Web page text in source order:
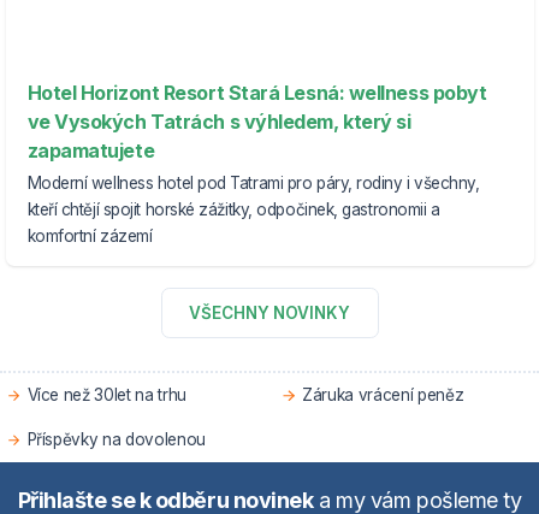
Hotel Horizont Resort Stará Lesná: wellness pobyt
ve Vysokých Tatrách s výhledem, který si
zapamatujete
Moderní wellness hotel pod Tatrami pro páry, rodiny i všechny,
kteří chtějí spojit horské zážitky, odpočinek, gastronomii a
komfortní zázemí
VŠECHNY NOVINKY
Více než 30let na trhu Záruka vrácení peněz
Příspěvky na dovolenou
Přihlašte se k odběru novineka my vám pošleme ty